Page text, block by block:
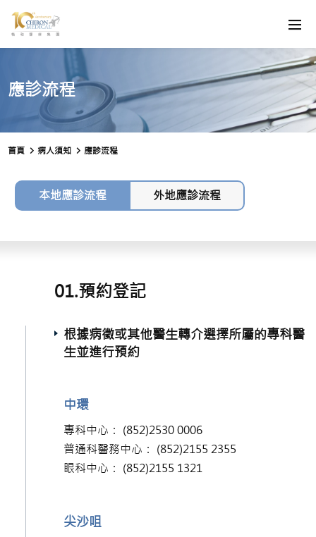
應診流程
首頁 病人須知 應診流程
本地應診流程 外地應診流程
01.預約登記
根據病徵或其他醫生轉介選擇所屬的專科醫
生並進行預約
中環
專科中心： (852)2530 0006
普通科醫務中心： (852)2155 2355
眼科中心： (852)2155 1321
尖沙咀